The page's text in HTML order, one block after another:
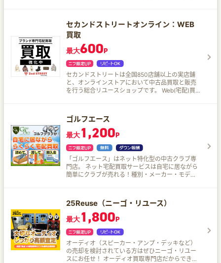
オフにお売りください♪
セカンドストリートオンライン：WEB
買取
最大600P
セカンドストリートは全国850店舗以上の実店舗
と、オンラインストアにおいて中古品買取と販売
を行う総合リユースショップです。 Web(宅配)買
し、安心して利用いただけるように努めていま
す。
ゴルフエース
最大1,200P
「ゴルフエース」はネット特化型の中古クラブ専
門店。 ネット宅配買取サービスは自宅に居ながら
簡単にクラブが売れる！種別・メーカー・モデル
る。買取手数料・送料・梱包キットが無料なのも
便利。 指定の日時に宅配業者がクラブを引き取り
に来てくれて、査定結果をメールでお知らせ。 万
が一、売却せずに返送を希望する場合でも返送料
はゴルフエースが負担してくれる。使わなくなっ
たゴルフクラブがあるなら、ぜひ査定申し込みし
てみよう！
25Reuse（ニーゴ・リユース）
最大1,800P
オーディオ（スピーカー・アンプ・デッキなど）
の売却を検討されている方はぜひニーゴ・リユー
スにお任せ！ オーディオ買取専門店だからでき